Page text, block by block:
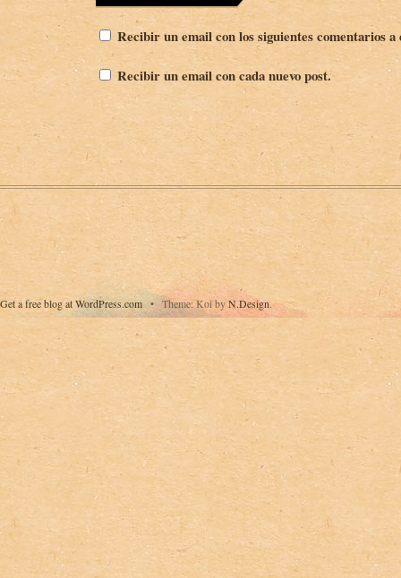
Recibir un email con los siguientes comentarios a
Recibir un email con cada nuevo post.
Get a free blog at WordPress.com • Theme: Koi byN.Design.